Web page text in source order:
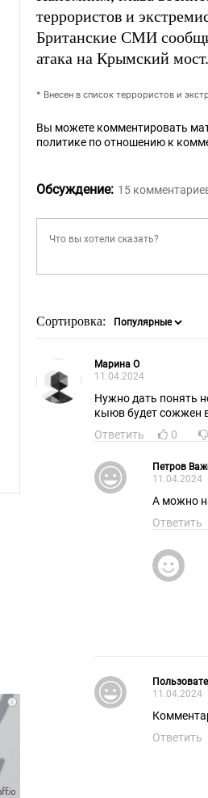
террористов и
Британские СМИ
атака на Крымский мост.
* Внесен в список террористов и
Вы можете комментировать
политике по отношению к
Обсуждение: 15
Сортировка:
Марина О
11.04.2024
Нужно дать понять
кыюв будет сожжен
Ответить
0
Петров
11.04.2024
А можно
Ответить
11.04.2024
Ответить